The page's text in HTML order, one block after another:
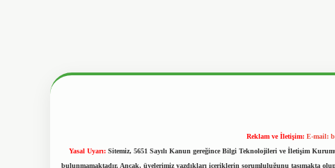
Reklam ve İletişim: E-mail:
Yasal Uyarı: Sitemiz, 5651 Sayılı Kanun gereğince Bilgi Teknolojileri ve İletişim
bulunmamaktadır. Ancak, üyelerimiz yazdıkları içeriklerin sorumluluğunu taşımakta